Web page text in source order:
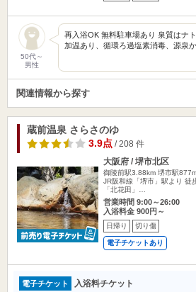
50代～
男性
再入浴OK 無料駐車場あり 泉質はナ
加温あり、循環ろ過塩素消毒、源泉
関連情報から探す
蔵前温泉 さらさのゆ
3.9点/ 208 件
大阪府 / 堺市北区
御陵前駅3.88km 堺市駅
JR阪和線「堺市」駅より 徒
「北花田」…
営業時間 9:00～26:00
入浴料金 900円～
日帰り 切り傷
電子チケットあり
電子チケット 入浴料チケット